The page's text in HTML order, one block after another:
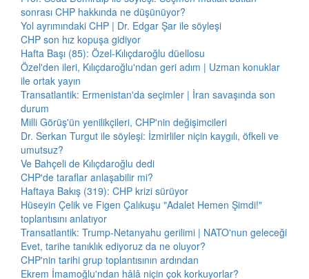
sonrası CHP hakkında ne düşünüyor?
Yol ayrımındaki CHP | Dr. Edgar Şar ile söyleşi
CHP son hız kopuşa gidiyor
Hafta Başı (85): Özel-Kılıçdaroğlu düellosu
Özel'den ileri, Kılıçdaroğlu'ndan geri adım | Uzman konuklar
ile ortak yayın
Transatlantik: Ermenistan'da seçimler | İran savaşında son
durum
Milli Görüş'ün yenilikçileri, CHP'nin değişimcileri
Dr. Serkan Turgut ile söyleşi: İzmirliler niçin kaygılı, öfkeli ve
umutsuz?
Ve Bahçeli de Kılıçdaroğlu dedi
CHP'de taraflar anlaşabilir mi?
Haftaya Bakış (319): CHP krizi sürüyor
Hüseyin Çelik ve Figen Çalıkuşu "Adalet Hemen Şimdi!"
toplantısını anlatıyor
Transatlantik: Trump-Netanyahu gerilimi | NATO'nun geleceği
Evet, tarihe tanıklık ediyoruz da ne oluyor?
CHP'nin tarihi grup toplantısının ardından
Ekrem İmamoğlu'ndan hâlâ niçin çok korkuyorlar?